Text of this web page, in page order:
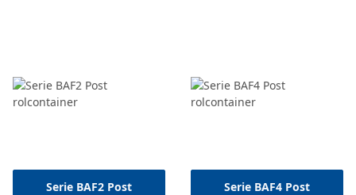
Serie BAF2 Post
Serie BAF4 Post